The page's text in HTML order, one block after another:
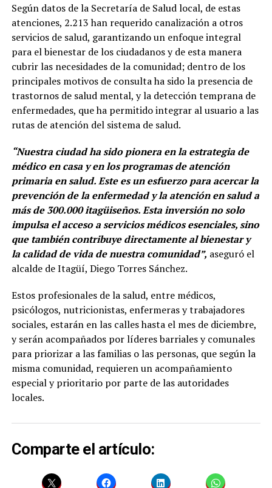
Según datos de la Secretaría de Salud local, de estas
atenciones, 2.213 han requerido canalización a otros
servicios de salud, garantizando un enfoque integral
para el bienestar de los ciudadanos y de esta manera
cubrir las necesidades de la comunidad; dentro de los
principales motivos de consulta ha sido la presencia de
trastornos de salud mental, y la detección temprana de
enfermedades, que ha permitido integrar al usuario a las
rutas de atención del sistema de salud.
“Nuestra ciudad ha sido pionera en la estrategia de
médico en casa y en los programas de atención
primaria en salud. Este es un esfuerzo para acercar la
prevención de la enfermedad y la atención en salud a
más de 300.000 itagüiseños. Esta inversión no solo
impulsa el acceso a servicios médicos esenciales, sino
que también contribuye directamente al bienestar y
la calidad de vida de nuestra comunidad”, aseguró el
alcalde de Itagüí, Diego Torres Sánchez.
Estos profesionales de la salud, entre médicos,
psicólogos, nutricionistas, enfermeras y trabajadores
sociales, estarán en las calles hasta el mes de diciembre,
y serán acompañados por líderes barriales y comunales
para priorizar a las familias o las personas, que según la
misma comunidad, requieren un acompañamiento
especial y prioritario por parte de las autoridades
locales.
Comparte el artículo: